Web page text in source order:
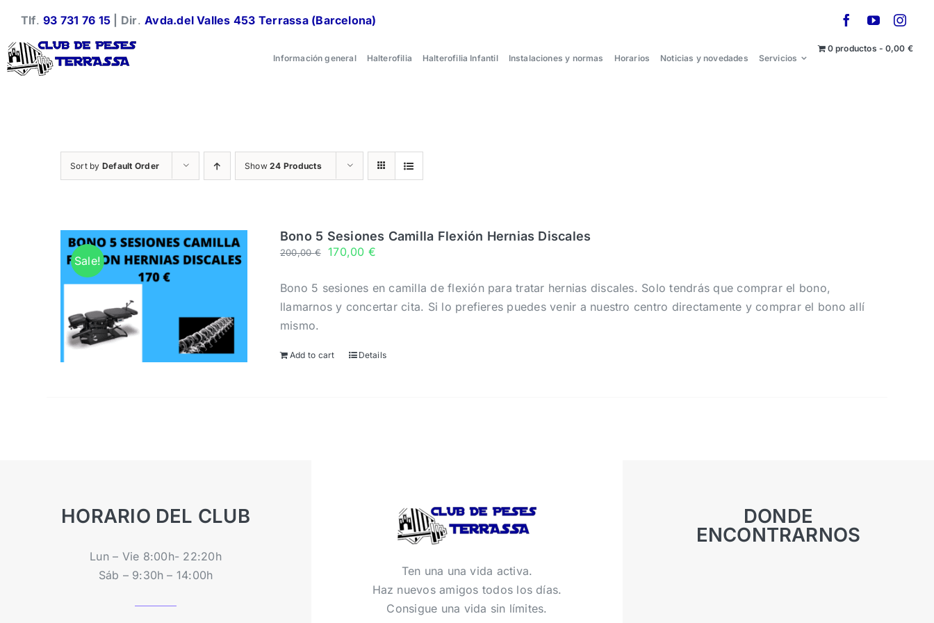
content
Tlf.93 731 76 15 | Dir. Avda.del Valles 453 Terrassa (Barcelona)
Información general Halterofilia Halterofilia Infantil Instalaciones y normas Horarios Noticias y novedades Servicios
0 productos 0,00 €
Sort by Default Order Show24 Products
Sale!
Bono 5 Sesiones Camilla Flexión Hernias Discales
200,00€ 170,00 €
Bono 5 sesiones en camilla de flexión para tratar hernias discales. Solo tendrás que comprar el bono,
llamarnos y concertar cita. Si lo prefieres puedes venir a nuestro centro directamente y comprar el bono allí
mismo.
Add to cart Details
HORARIO DEL CLUB
Lun – Vie 8:00h- 22:20h
Sáb – 9:30h – 14:00h
Ten una una vida activa.
Haz nuevos amigos todos los días.
Consigue una vida sin límites.
DONDE
ENCONTRARNOS